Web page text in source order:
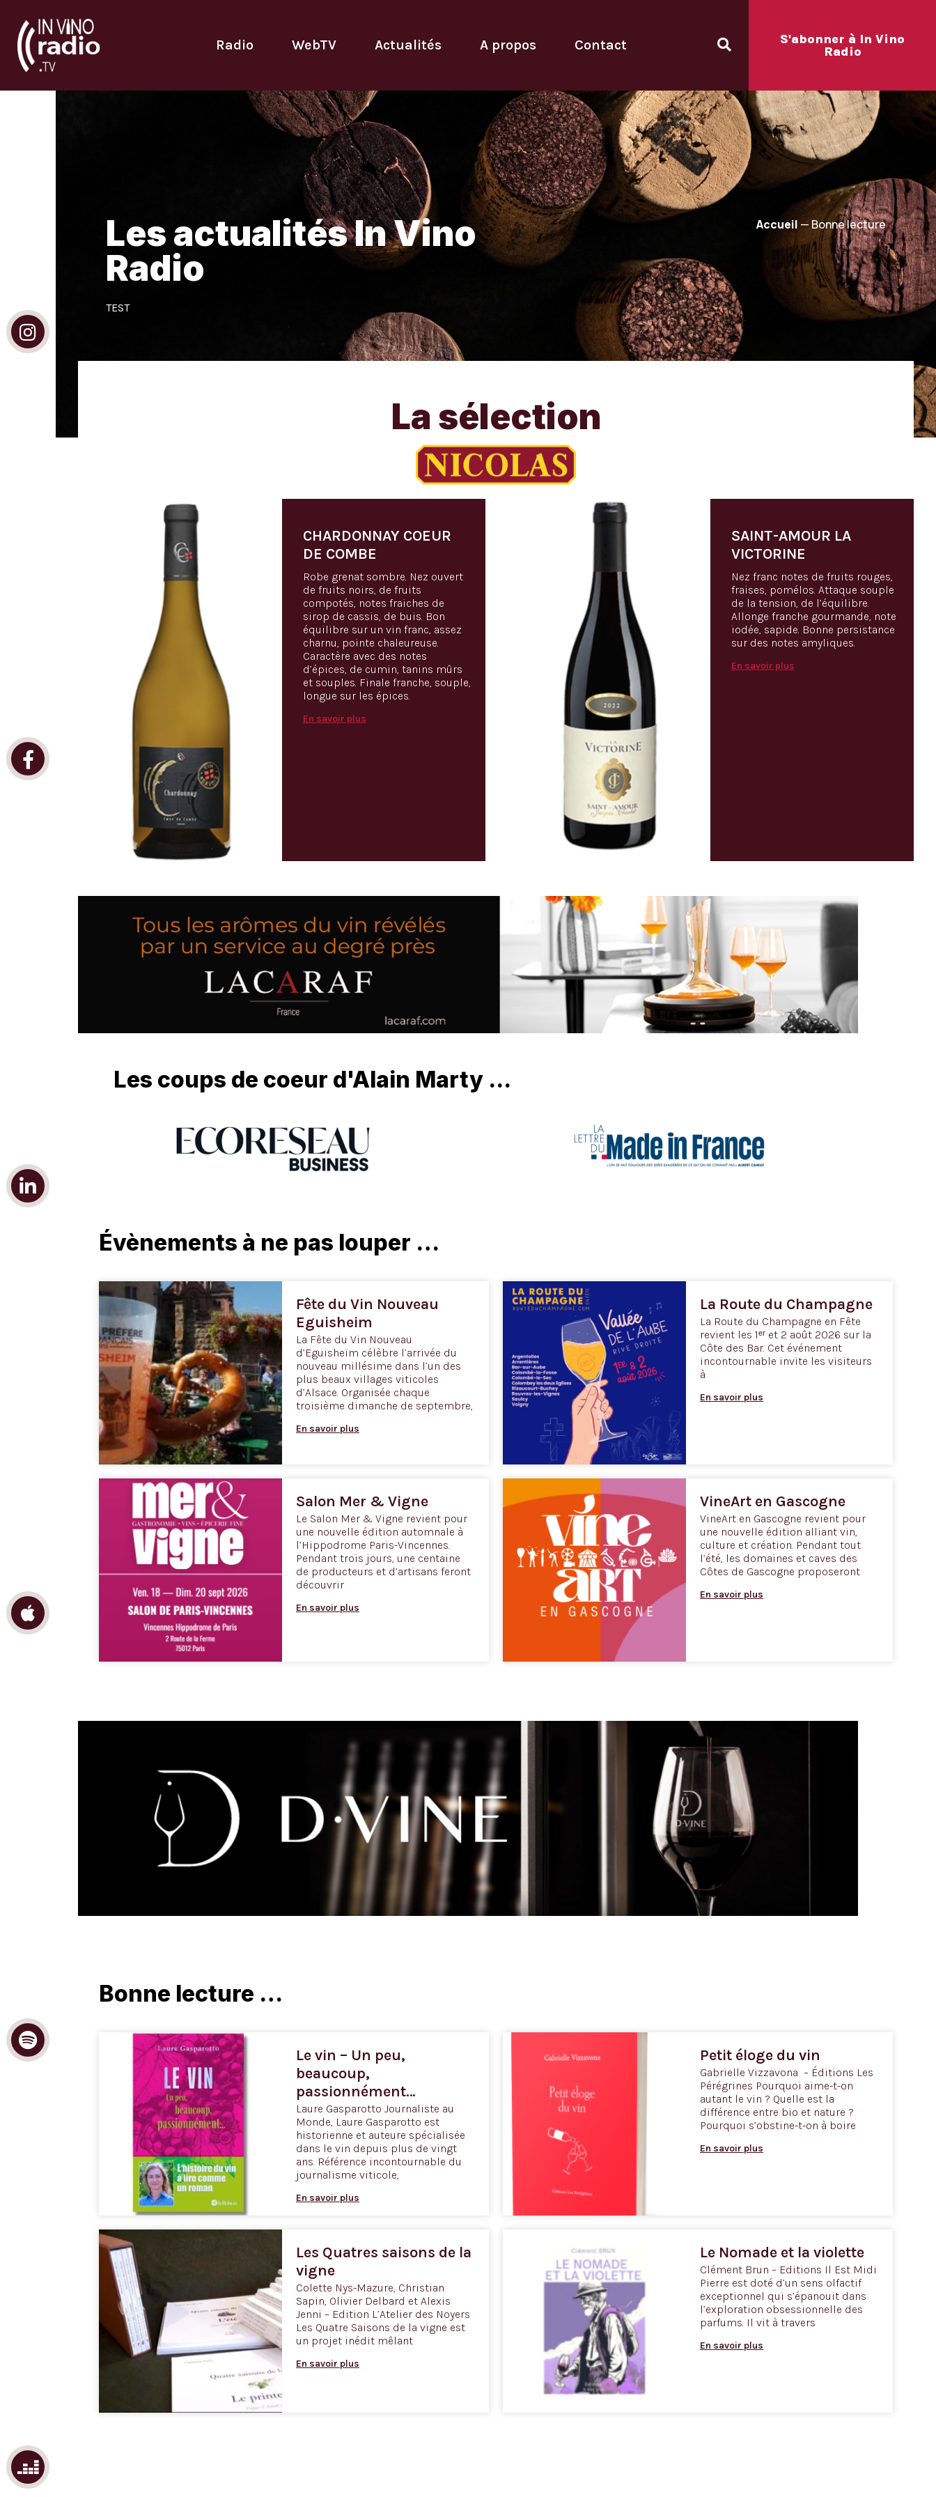
Radio WebTV Actualités A propos Contact
S'abonner à In Vino
Radio
Les actualités In Vino
Radio
TEST
Accueil —Bonne lecture
La sélection
CHARDONNAY COEUR
DE COMBE
Robe grenat sombre. Nez ouvert
de fruits noirs, de fruits
compotés, notes fraiches de
sirop de cassis, de buis. Bon
équilibre sur un vin franc, assez
charnu, pointe chaleureuse.
Caractère avec des notes
d’épices, de cumin, tanins mûrs
et souples. Finale franche, souple,
longue sur les épices.
En savoir plus
SAINT-AMOUR LA
VICTORINE
Nez franc notes de fruits rouges,
fraises, pomélos. Attaque souple
de la tension, de l’équilibre.
Allonge franche gourmande, note
iodée, sapide. Bonne persistance
sur des notes amyliques.
En savoir plus
Les coups de coeur d'Alain Marty ...
Évènements à ne pas louper …
Fête du Vin Nouveau
Eguisheim
La Fête du Vin Nouveau
d’Eguisheim célèbre l’arrivée du
nouveau millésime dans l’un des
plus beaux villages viticoles
d’Alsace. Organisée chaque
troisième dimanche de septembre,
En savoir plus
La Route du Champagne
La Route du Champagne en Fête
revient les 1ᵉʳ et 2 août 2026 sur la
Côte des Bar. Cet événement
incontournable invite les visiteurs
à
En savoir plus
Salon Mer & Vigne
Le Salon Mer & Vigne revient pour
une nouvelle édition automnale à
l’Hippodrome Paris-Vincennes.
Pendant trois jours, une centaine
de producteurs et d’artisans feront
découvrir
En savoir plus
VineArt en Gascogne
VineArt en Gascogne revient pour
une nouvelle édition alliant vin,
culture et création. Pendant tout
l’été, les domaines et caves des
Côtes de Gascogne proposeront
En savoir plus
Bonne lecture …
Le vin – Un peu,
beaucoup,
passionnément…
Laure Gasparotto Journaliste au
Monde, Laure Gasparotto est
historienne et auteure spécialisée
dans le vin depuis plus de vingt
ans. Référence incontournable du
journalisme viticole,
En savoir plus
Petit éloge du vin
Gabrielle Vizzavona – Éditions Les
Pérégrines Pourquoi aime-t-on
autant le vin ? Quelle est la
différence entre bio et nature ?
Pourquoi s’obstine-t-on à boire
En savoir plus
Les Quatres saisons de la
vigne
Colette Nys-Mazure, Christian
Sapin, Olivier Delbard et Alexis
Jenni – Edition L’Atelier des Noyers
Les Quatre Saisons de la vigne est
un projet inédit mêlant
En savoir plus
Le Nomade et la violette
Clément Brun – Editions Il Est Midi
Pierre est doté d’un sens olfactif
exceptionnel qui s’épanouit dans
l’exploration obsessionnelle des
parfums. Il vit à travers
En savoir plus